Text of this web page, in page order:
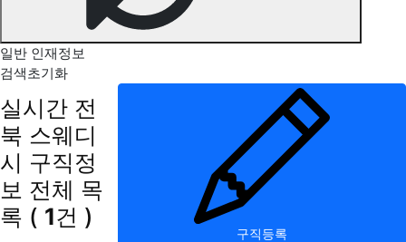
일반 인재정보
검색초기화
실시간 전
북 스웨디
시 구직정
보 전체 목
록 ( 1건 )
구직등록